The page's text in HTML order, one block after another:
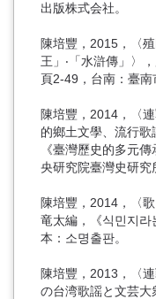
出版株式会社。
陳培豐，2015，〈
王」‧「水滸傳」〉
頁2-49，台南：臺南
陳培豐，2014，〈
的鄉土文學、流行歌
《臺灣歷史的多元
央研究院臺灣史研究
陳培豐，2014，〈
竜太編，《식민지라
本：소명출판。
陳培豐，2013，〈
の台湾歌謡と文芸大